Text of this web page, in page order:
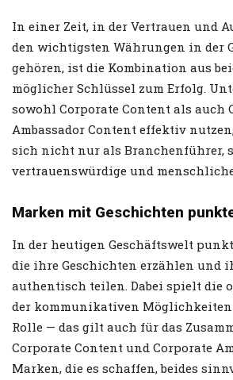
In einer Zeit, in der Vertrauen und
den wichtigsten Währungen in der
gehören, ist die Kombination aus
möglicher Schlüssel zum Erfolg.
sowohl Corporate Content als auch
Ambassador Content effektiv
sich nicht nur als Branchenführer,
vertrauenswürdige und
Marken mit Geschichten
In der heutigen Geschäftswelt
die ihre Geschichten erzählen und
authentisch teilen. Dabei spielt die
der kommunikativen
Rolle — das gilt auch für das
Corporate Content und Corporate
Marken, die es schaffen, beides